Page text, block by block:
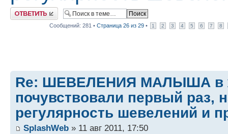
Ответить
Сообщений: 281 • Страница 26 из 29 • 1 2 3 4 5 6 7 8
Re: ШЕВЕЛЕНИЯ МАЛЫША в
почувствовали первый раз,
регулярность шевелений и
SplashWeb » 11 авг 2011, 17:50